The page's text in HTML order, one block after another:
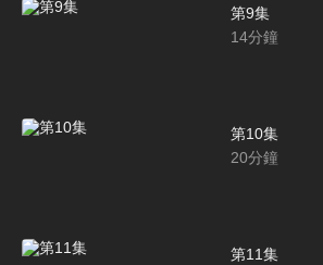
第9集
14分鐘
第10集
20分鐘
第11集